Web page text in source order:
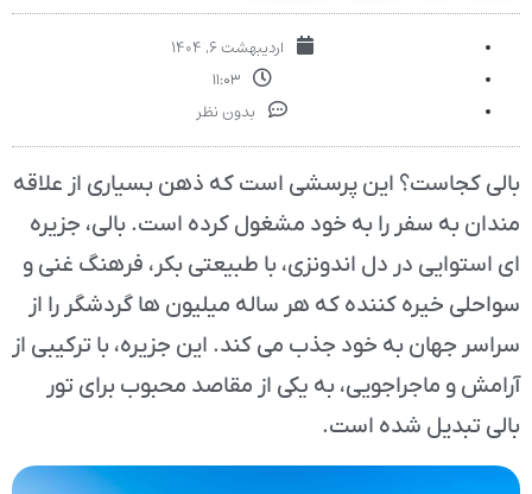
اردیبهشت ۶, ۱۴۰۴
۱۱:۰۳
بدون نظر
بالی کجاست؟ این پرسشی است که ذهن بسیاری از علاقه
مندان به سفر را به خود مشغول کرده است. بالی، جزیره
ای استوایی در دل اندونزی، با طبیعتی بکر، فرهنگ غنی و
سواحلی خیره کننده که هر ساله میلیون ها گردشگر را از
سراسر جهان به خود جذب می کند. این جزیره، با ترکیبی از
آرامش و ماجراجویی، به یکی از مقاصد محبوب برای تور
بالی تبدیل شده است.